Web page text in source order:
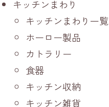
キッチンまわり
キッチンまわり一覧
ホーロー製品
カトラリー
食器
キッチン収納
キッチン雑貨